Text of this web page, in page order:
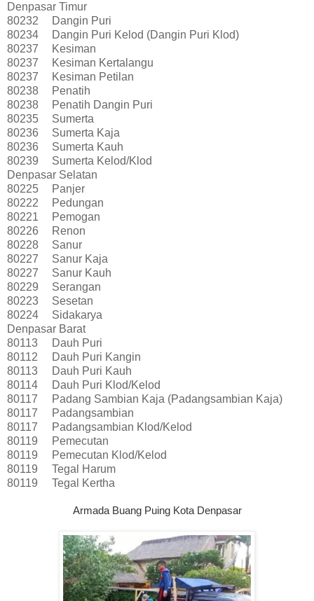
Denpasar Timur
80232
Dangin Puri
80234
Dangin Puri Kelod (Dangin Puri Klod)
80237
Kesiman
80237
Kesiman Kertalangu
80237
Kesiman Petilan
80238
Penatih
80238
Penatih Dangin Puri
80235
Sumerta
80236
Sumerta Kaja
80236
Sumerta Kauh
80239
Sumerta Kelod/Klod
Denpasar Selatan
80225
Panjer
80222
Pedungan
80221
Pemogan
80226
Renon
80228
Sanur
80227
Sanur Kaja
80227
Sanur Kauh
80229
Serangan
80223
Sesetan
80224
Sidakarya
Denpasar Barat
80113
Dauh Puri
80112
Dauh Puri Kangin
80113
Dauh Puri Kauh
80114
Dauh Puri Klod/Kelod
80117
Padang Sambian Kaja (Padangsambian Kaja)
80117
Padangsambian
80117
Padangsambian Klod/Kelod
80119
Pemecutan
80119
Pemecutan Klod/Kelod
80119
Tegal Harum
80119
Tegal Kertha
Armada Buang Puing Kota Denpasar